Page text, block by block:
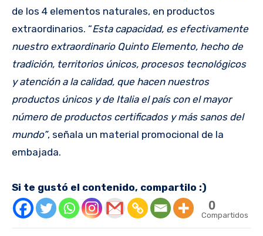
de los 4 elementos naturales, en productos
extraordinarios. “Esta capacidad, es efectivamente
nuestro extraordinario Quinto Elemento, hecho de
tradición, territorios únicos, procesos tecnológicos
y atención a la calidad, que hacen nuestros
productos únicos y de Italia el país con el mayor
número de productos certificados y más sanos del
mundo”, señala un material promocional de la
embajada.
Si te gustó el contenido, compartilo :)
0
Compartidos